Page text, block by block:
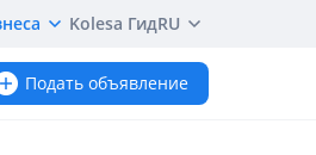
Kolesa ГидRU
Подать объявление